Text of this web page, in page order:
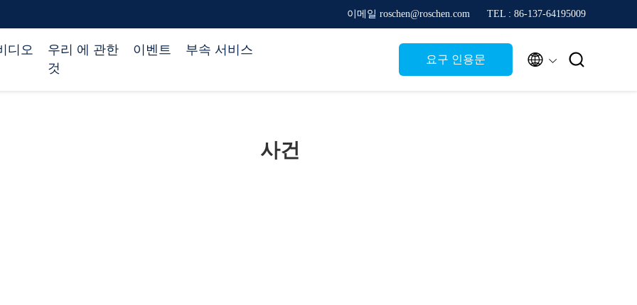
이메일 roschen@roschen.com TEL : 86-137-64195009
디오
우리 에 관한
것
이벤트 부속 서비스
요구 인용문  
사건